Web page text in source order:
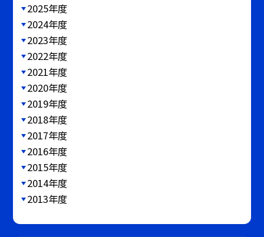
2025年度
2024年度
2023年度
2022年度
2021年度
2020年度
2019年度
2018年度
2017年度
2016年度
2015年度
2014年度
2013年度